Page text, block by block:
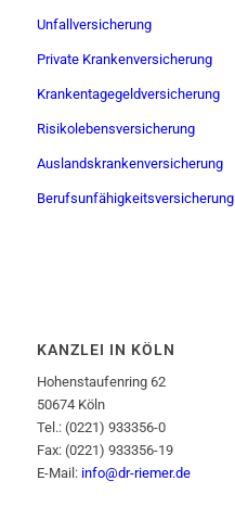
Unfallversicherung
Private Krankenversicherung
Krankentagegeldversicherung
Risikolebensversicherung
Auslandskrankenversicherung
Berufsunfähigkeitsversicherung
KANZLEI IN KÖLN
Hohenstaufenring 62
50674 Köln
Tel.: (0221) 933356-0
Fax: (0221) 933356-19
E-Mail: info@dr-riemer.de